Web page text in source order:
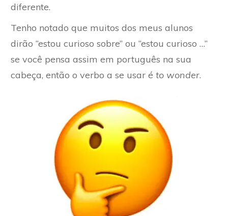
diferente.
Tenho notado que muitos dos meus alunos
dirão “estou curioso sobre” ou “estou curioso …”
se você pensa assim em português na sua
cabeça, então o verbo a se usar é to wonder.